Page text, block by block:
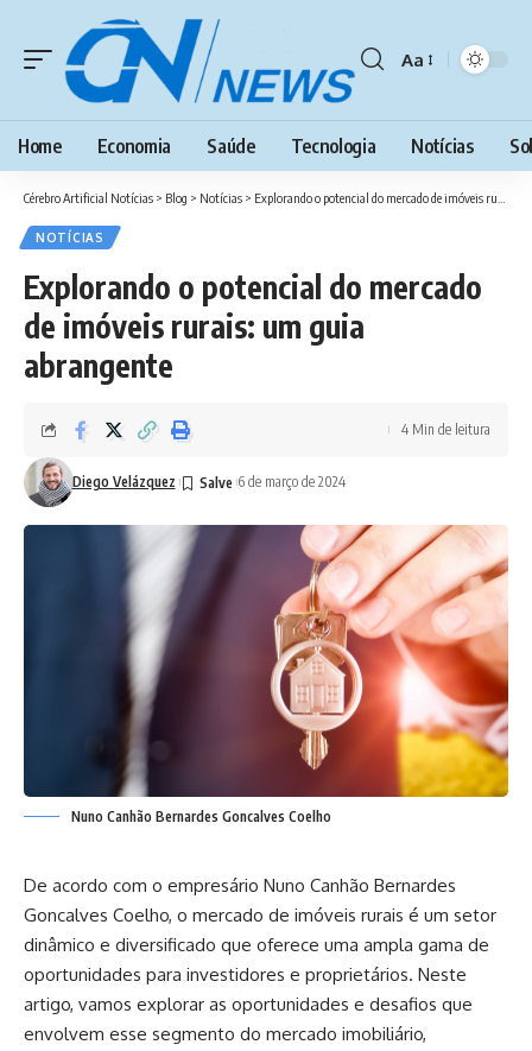
Font
Aa
Home Economia Saúde Tecnologia Notícias
Cérebro Artificial Notícias > Blog > Notícias > Explorando o potencial do mercado de imóveis rurais: um guia abrangente
NOTÍCIAS
Explorando o potencial do mercado
de imóveis rurais: um guia
abrangente
Diego Velázquez 6 de março de 2024
4 Min de leitura
Nuno Canhão Bernardes Goncalves Coelho
De acordo com o empresário Nuno Canhão Bernardes
Goncalves Coelho, o mercado de imóveis rurais é um setor
dinâmico e diversificado que oferece uma ampla gama de
oportunidades para investidores e proprietários. Neste
artigo, vamos explorar as oportunidades e desafios que
envolvem esse segmento do mercado imobiliário,